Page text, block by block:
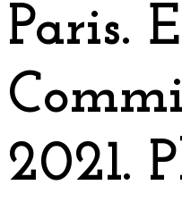
Paris.
2021.